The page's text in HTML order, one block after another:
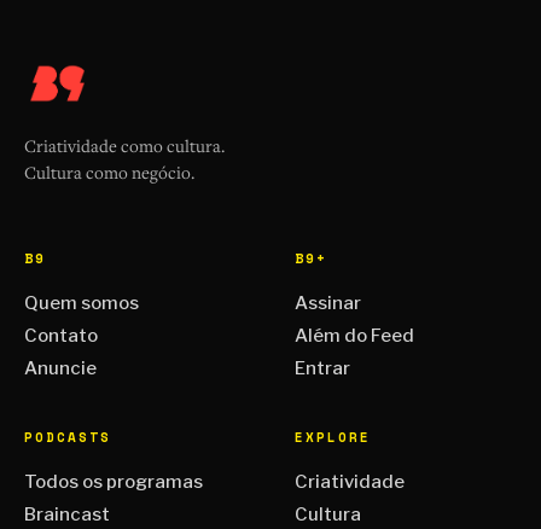
Criatividade como cultura.
Cultura como negócio.
B9
Quem somos
Contato
Anuncie
B9+
Assinar
Além do Feed
Entrar
PODCASTS
Todos os programas
Braincast
EXPLORE
Criatividade
Cultura